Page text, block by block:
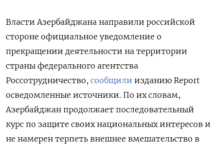
Власти Азербайджана направили российской
стороне официальное уведомление о
прекращении деятельности на территории
страны федерального агентства
Россотрудничество, сообщили изданию Report
осведомленные источники. По их словам,
Азербайджан продолжает последовательный
курс по защите своих национальных интересов и
не намерен терпеть внешнее вмешательство в